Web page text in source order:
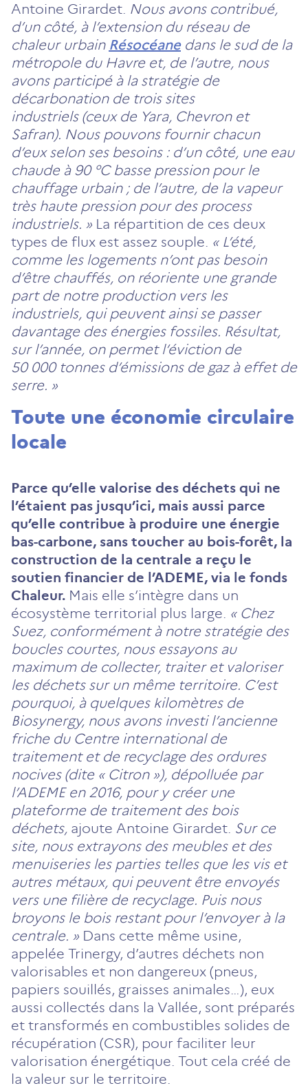
Antoine Girardet. Nous avons contribué,
d’un côté, à l’extension du réseau de
chaleur urbain Résocéanedans le sud de la
métropole du Havre et, de l’autre, nous
avons participé à la stratégie de
décarbonation de trois sites
industriels (ceux de Yara, Chevron et
Safran). Nous pouvons fournir chacun
d’eux selon ses besoins : d’un côté, une eau
chaude à 90 °C basse pression pour le
chauffage urbain ; de l’autre, de la vapeur
très haute pression pour des process
industriels. » La répartition de ces deux
types de flux est assez souple. « L’été,
comme les logements n’ont pas besoin
d’être chauffés, on réoriente une grande
part de notre production vers les
industriels, qui peuvent ainsi se passer
davantage des énergies fossiles. Résultat,
sur l’année, on permet l’éviction de
50 000 tonnes d’émissions de gaz à effet de
serre. »
Toute une économie circulaire
locale
Parce qu’elle valorise des déchets qui ne
l’étaient pas jusqu’ici, mais aussi parce
qu’elle contribue à produire une énergie
bas-carbone, sans toucher au bois-forêt, la
construction de la centrale a reçu le
soutien financier de l’ADEME, via le fonds
Chaleur. Mais elle s’intègre dans un
écosystème territorial plus large. « Chez
Suez, conformément à notre stratégie des
boucles courtes, nous essayons au
maximum de collecter, traiter et valoriser
les déchets sur un même territoire. C’est
pourquoi, à quelques kilomètres de
Biosynergy, nous avons investi l’ancienne
friche du Centre international de
traitement et de recyclage des ordures
nocives (dite « Citron »), dépolluée par
l’ADEME en 2016, pour y créer une
plateforme de traitement des bois
déchets, ajoute Antoine Girardet. Sur ce
site, nous extrayons des meubles et des
menuiseries les parties telles que les vis et
autres métaux, qui peuvent être envoyés
vers une filière de recyclage. Puis nous
broyons le bois restant pour l’envoyer à la
centrale. » Dans cette même usine,
appelée Trinergy, d’autres déchets non
valorisables et non dangereux (pneus,
papiers souillés, graisses animales…), eux
aussi collectés dans la Vallée, sont préparés
et transformés en combustibles solides de
récupération (CSR), pour faciliter leur
valorisation énergétique. Tout cela créé de
la valeur sur le territoire.